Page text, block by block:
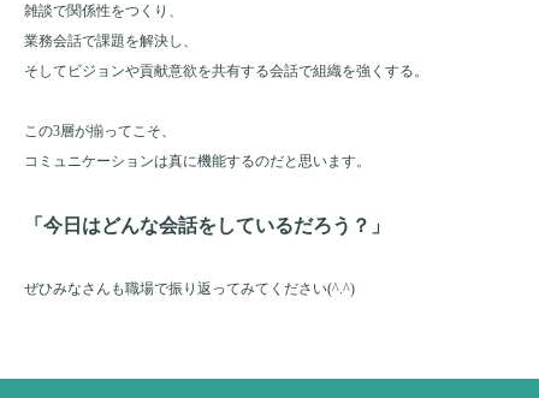
雑談で関係性をつくり、
業務会話で課題を解決し、
そしてビジョンや貢献意欲を共有する会話で組織を強くする。
この3層が揃ってこそ、
コミュニケーションは真に機能するのだと思います。
「今日はどんな会話をしているだろう？」
ぜひみなさんも職場で振り返ってみてください(^.^)